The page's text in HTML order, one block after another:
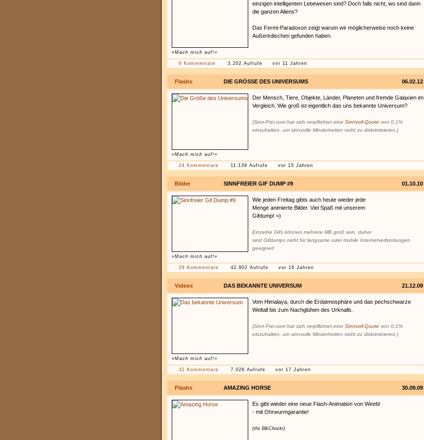
«Mach mich auf!»
einzigen intelligenten Lebewesen sind? Doch falls nicht, wo sind dann
die ganzen Aliens?
Das Fermi-Paradoxon zeigt warum wir möglicherweise noch keine
Außerirdischen gefunden haben.
6 Kommentare 3.202 Aufrufe vor 11 Jahren
Flashs 06.02.12
DIE GRÖSSE DES UNIVERSUMS
«Mach mich auf!»
Der Mensch, Tiere, Objekte, Länder, Planeten und fremde Galaxien im
Vergleich. Wie groß ist eigentlich das uns bekannte Universum?
(Sinn-Frei.com hat sich verpflichtet eine Sinnvoll-Quote von 0,1%
einzuhalten, um sinnvolle Minderheiten nicht zu diskriminieren.)
24 Kommentare 11.139 Aufrufe vor 15 Jahren
Bilder 01.10.10
SINNFREIER GIF DUMP #9
«Mach mich auf!»
Wie jeden Freitag gibts auch heute wieder jede
Menge animierte Bilder. Viel Spaß mit unserem
Gifdump! =)
Einzelne Gifs können mehrere MB groß sein, daher
sind Gifdumps nicht für langsame oder mobile Internetverbindungen
geeignet!
29 Kommentare 42.902 Aufrufe vor 16 Jahren
Videos 21.12.09
DAS BEKANNTE UNIVERSUM
«Mach mich auf!»
Vom Himalaya, durch die Erdatmosphäre und das pechschwarze
Weltall bis zum Nachglühen des Urknalls.
(Sinn-Frei.com hat sich verpflichtet eine Sinnvoll-Quote von 0,1%
einzuhalten, um sinnvolle Minderheiten nicht zu diskriminieren.)
32 Kommentare 7.026 Aufrufe vor 17 Jahren
Flashs 30.09.09
AMAZING HORSE
Es gibt wieder eine neue Flash-Animation von Weebl
- mit Ohrwurmgarantie!
(thx BlkChockr)